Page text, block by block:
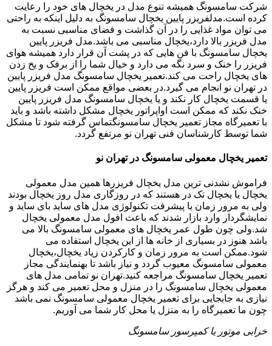
شرکت سامسونگ همیشه تنوع مدل در یخچال های خود را رعایت
کرده است.مدلفریزر پایین یخچال سامسونگ به دلیل اینکه به راحتی
می توان مواد غذایی را در آن گذاشت و فضای مناسبی نسبت به
مدل فریزر بالا دارد،یخچال مناسبی می باشد.مدل فریزر پایین
یخچال سامسونگ با فن هایی که در پشت آن قرار دارد همیشه هوای
فریزر را خنک و سرد نگه می دارد و خیال شما را از برفک و یخ زدن
های یخچال راحت می کند.تعمیر یخچال سامسونگ مدل فریزر پایین
در تهران نو انجام می گیرد.در بعضی مواقع ممکن است فریزر پایین
یا قسمت یخچال کار نکند و یا یخچال سامسونگ مدل فریزر پایین
خنک نکند که ممکن است اواپراتور یخچال مشکل داشته باشد و باید
با تعمیرگاه مجاز تعمیر یخچال سامسونگتماس گرفته شود تا مشکل
شما توسط کارشناسان فنی تهران نو مرتفع گردد.
تعمیر یخچال معمولی سامسونگ در تهران نو
فراموش نشدنی ترین مدل یخچال فریزرها همین مدل معمولی
یخچال یا یخچال تک در هستند که در روزگاری مدل روز یخچال بودند
ولی به مرور زمان با پیشرفت تکنولوژی مدل های ساید بای ساید و
نمایشگردار وارد بازار شدند که باعث افول مدل معمولی یخچال
شد.ولی چون طول عمر یخچال های معمولی سامسونگ بالا می
باشد هنوز در بسیاری از خانه ها از این یخچال استفاده می
شود.ممکن است به مرور زمان و کارکردن زیاد یخچال،یخچال
معمولی سامسونگ معیوب گردد و نیاز باشد تا بهنمایندگی مجاز
تعمیر یخچال سامسونگ مراجعه کنید.تهران نو تمامی مدل های
معمولی یخچال سامسونگ را در منزل و محل تعمیر می کند و هرگز
نیازی به جابجایی برای تعمیر یخچال معمولی سامسونگ نمی باشد
چون ما تعمیرگاه را به منزل یا محل کار شما می آوریم.
خرابی موتور یا کمپرسور سامسونگ